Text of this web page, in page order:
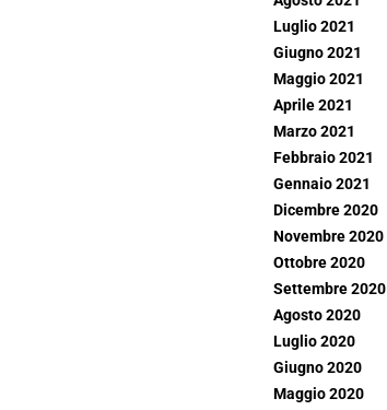
Luglio 2021
Giugno 2021
Maggio 2021
Aprile 2021
Marzo 2021
Febbraio 2021
Gennaio 2021
Dicembre 2020
Novembre 2020
Ottobre 2020
Settembre 2020
Agosto 2020
Luglio 2020
Giugno 2020
Maggio 2020